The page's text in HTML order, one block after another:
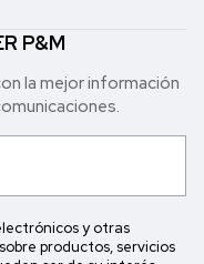
P&M
la mejor in formación
y otras
productos, servicios